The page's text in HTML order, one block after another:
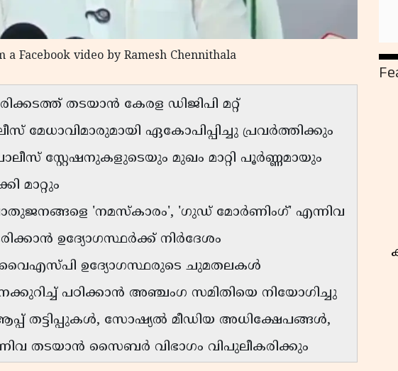
a Facebook video by Ramesh Chennithala
തടയാൻ കേരള ഡിജിപി മറ്റ്
മേധാവിമാരുമായി ഏകോപിപ്പിച്ചു പ്രവർത്തിക്കും
സ്റ്റേഷനുകളുടെയും മുഖം മാറ്റി പൂർണ്ണമായും
മാറ്റും
'നമസ്കാരം', 'ഗുഡ് മോർണിംഗ്' എന്നിവ
ഉദ്യോഗസ്ഥർക്ക് നിർദേശം
ഉദ്യോഗസ്ഥരുടെ ചുമതലകൾ
പഠിക്കാൻ അഞ്ചംഗ സമിതിയെ നിയോഗിച്ചു
സോഷ്യൽ മീഡിയ അധിക്ഷേപങ്ങൾ,
തടയാൻ സൈബർ വിഭാഗം വിപുലീകരിക്കും